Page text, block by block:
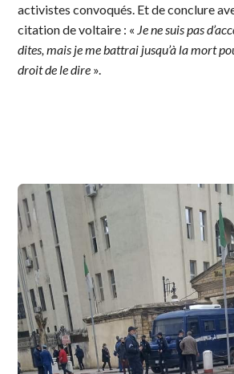
activistes convoqués. Et de conclure
citation de voltaire : « Je ne suis pas
dites, mais je me battrai jusqu’à la mort
droit de le dire ».